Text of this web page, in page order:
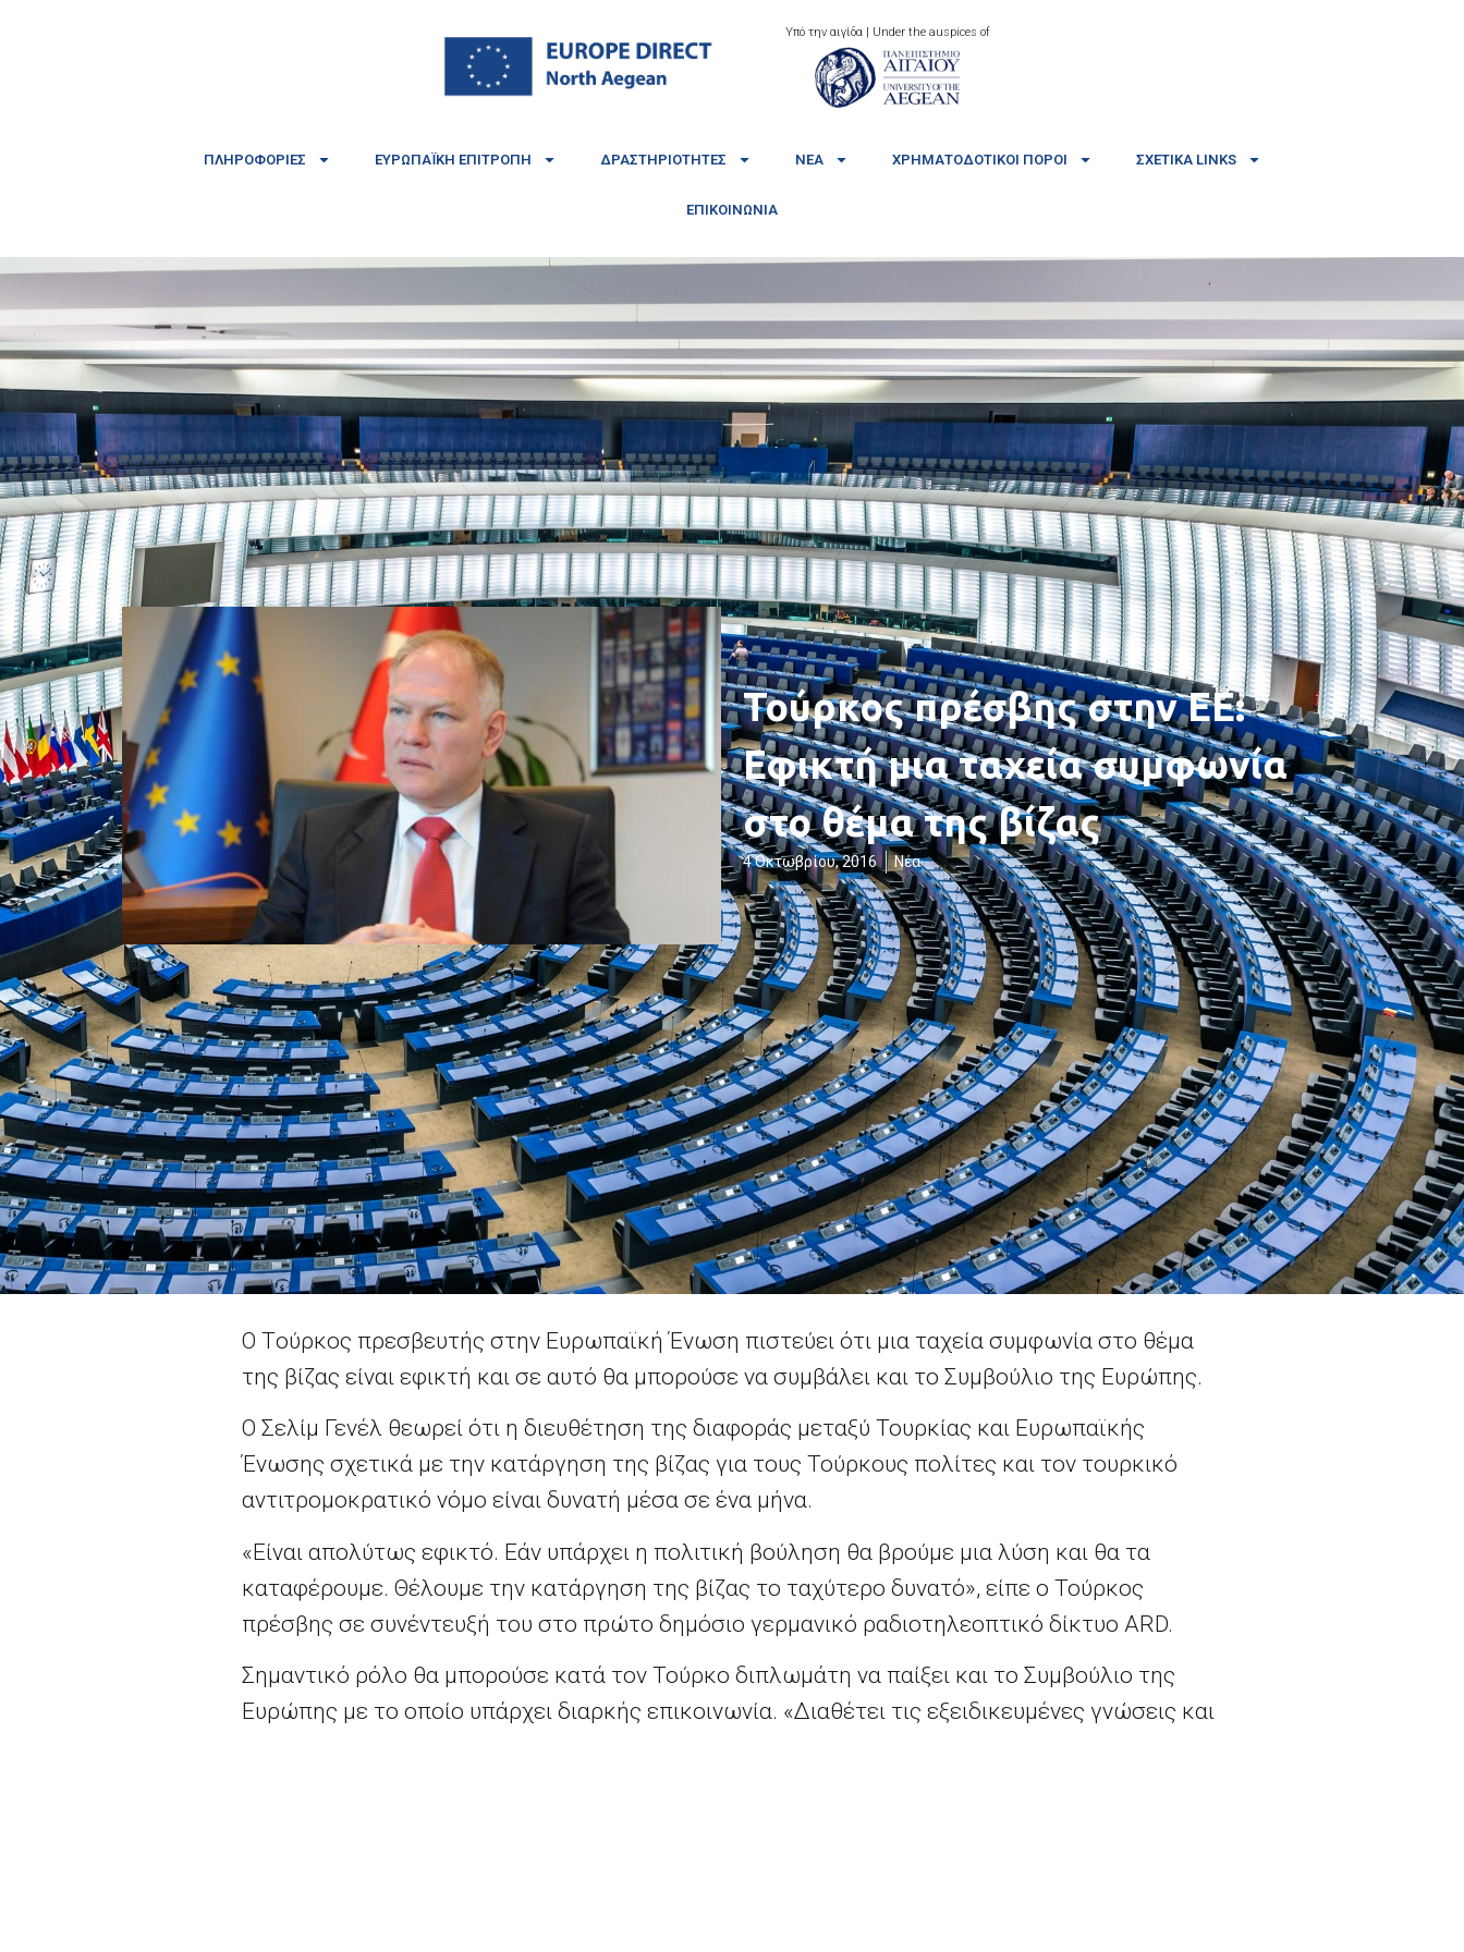
Υπό την αιγίδα | Under the auspices of
ΠΛΗΡΟΦΟΡΊΕΣ ΕΥΡΩΠΑΪΚΉ ΕΠΙΤΡΟΠΉ ΔΡΑΣΤΗΡΙΌΤΗΤΕΣ ΝΈΑ ΧΡΗΜΑΤΟΔΟΤΙΚΟΊ ΠΌΡΟΙ ΣΧΕΤΙΚΆ LINKS
ΕΠΙΚΟΙΝΩΝΊΑ
Τούρκος πρέσβης στην ΕΕ:
Εφικτή μια ταχεία συμφωνία
στο θέμα της βίζας
4 Οκτωβρίου, 2016 Νέα
O Tούρκος πρεσβευτής στην Ευρωπαϊκή Ένωση πιστεύει ότι μια ταχεία συμφωνία στο θέμα
της βίζας είναι εφικτή και σε αυτό θα μπορούσε να συμβάλει και το Συμβούλιο της Ευρώπης.
Ο Σελίμ Γενέλ θεωρεί ότι η διευθέτηση της διαφοράς μεταξύ Τουρκίας και Ευρωπαϊκής
Ένωσης σχετικά με την κατάργηση της βίζας για τους Τούρκους πολίτες και τον τουρκικό
αντιτρομοκρατικό νόμο είναι δυνατή μέσα σε ένα μήνα.
«Είναι απολύτως εφικτό. Εάν υπάρχει η πολιτική βούληση θα βρούμε μια λύση και θα τα
καταφέρουμε. Θέλουμε την κατάργηση της βίζας το ταχύτερο δυνατό», είπε ο Τούρκος
πρέσβης σε συνέντευξή του στο πρώτο δημόσιο γερμανικό ραδιοτηλεοπτικό δίκτυο ARD.
Σημαντικό ρόλο θα μπορούσε κατά τον Τούρκο διπλωμάτη να παίξει και το Συμβούλιο της
Ευρώπης με το οποίο υπάρχει διαρκής επικοινωνία. «Διαθέτει τις εξειδικευμένες γνώσεις και